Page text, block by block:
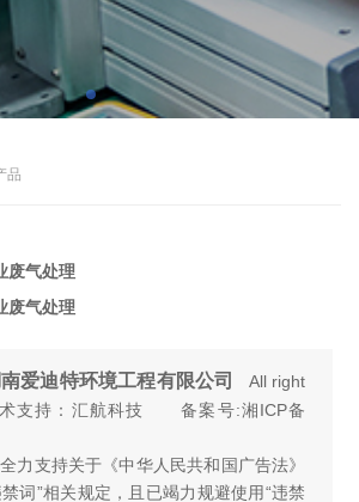
品
废气处理
废气处理
爱迪特环境工程有限公司
All right
支持：汇航科技 备案号:湘ICP备
力支持关于《中华人民共和国广告法》
词”相关规定，且已竭力规避使用“违禁